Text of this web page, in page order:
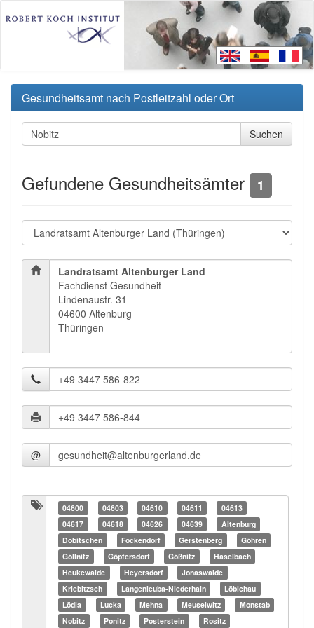
Gesundheitsamt nach Postleitzahl oder Ort
Gefundene Gesundheitsämter 1
Landratsamt Altenburger Land
Fachdienst Gesundheit
Lindenaustr. 31
04600 Altenburg
Thüringen
@
04600 04603 04610 04611
04613
04617
04618 04626 04639
Altenburg
Dobitschen
Fockendorf Gerstenberg
Göhren
Göllnitz
Göpfersdorf Gößnitz
Haselbach
Heukewalde
Heyersdorf
Jonaswalde
Kriebitzsch
Langenleuba-Niederhain
Löbichau
Lödla
Lucka Mehna Meuselwitz
Monstab
Nobitz
Ponitz Posterstein Rositz